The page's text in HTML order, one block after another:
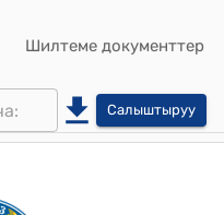
Шилтеме документтер
Салыштыруу